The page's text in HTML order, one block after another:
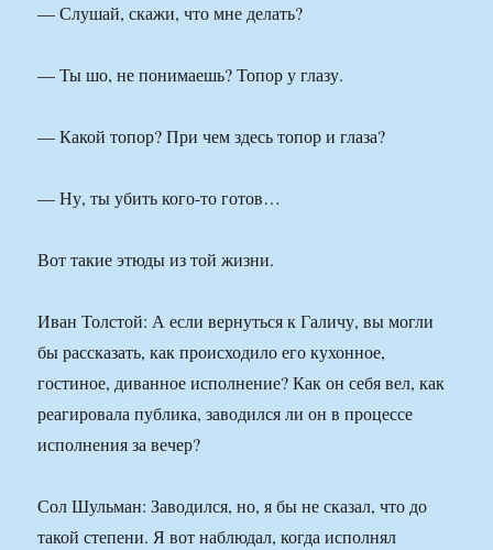
— Слушай, скажи, что мне делать?
— Ты шо, не понимаешь? Топор у глазу.
— Какой топор? При чем здесь топор и глаза?
— Ну, ты убить кого-то готов…
Вот такие этюды из той жизни.
Иван Толстой: А если вернуться к Галичу, вы могли
бы рассказать, как происходило его кухонное,
гостиное, диванное исполнение? Как он себя вел, как
реагировала публика, заводился ли он в процессе
исполнения за вечер?
Сол Шульман: Заводился, но, я бы не сказал, что до
такой степени. Я вот наблюдал, когда исполнял